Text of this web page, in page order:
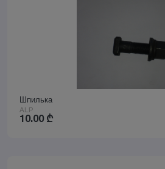
Шпилька
ALP
10.00 ₾